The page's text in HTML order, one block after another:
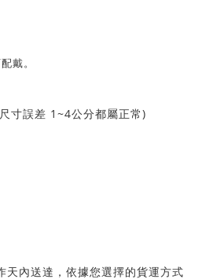
戴。
寸誤差 1~4公分都屬正常 )
天內送達，依據您選擇的貨運方式